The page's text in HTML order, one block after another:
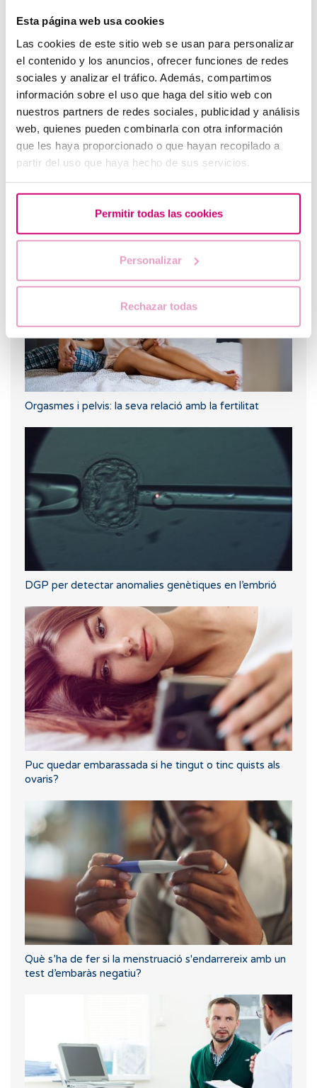
Esta página web usa cookies
Las cookies de este sitio web se usan para personalizar
el contenido y los anuncios, ofrecer funciones de redes
sociales y analizar el tráfico. Además, compartimos
información sobre el uso que haga del sitio web con
nuestros partners de redes sociales, publicidad y análisis
web, quienes pueden combinarla con otra información
que les haya proporcionado o que hayan recopilado a
partir del uso que haya hecho de sus servicios.
Permitir todas las cookies
Personalizar
Rechazar todas
Betaespera: símptomes d'embaràs?
Orgasmes i pelvis: la seva relació amb la fertilitat
DGP per detectar anomalies genètiques en l’embrió
Puc quedar embarassada si he tingut o tinc quists als
ovaris?
Què s’ha de fer si la menstruació s'endarrereix amb un
test d’embaràs negatiu?